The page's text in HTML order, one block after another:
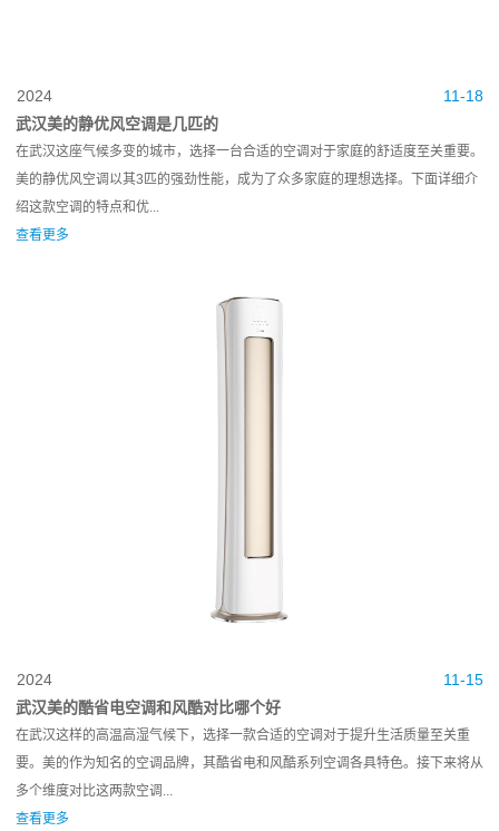
11-18
2024
武汉美的静优风空调是几匹的
在武汉这座气候多变的城市，选择一台合适的空调对于家庭的舒适度至关重要。
美的静优风空调以其3匹的强劲性能，成为了众多家庭的理想选择。下面详细介
绍这款空调的特点和优...
查看更多
11-15
2024
武汉美的酷省电空调和风酷对比哪个好
在武汉这样的高温高湿气候下，选择一款合适的空调对于提升生活质量至关重
要。美的作为知名的空调品牌，其酷省电和风酷系列空调各具特色。接下来将从
多个维度对比这两款空调...
查看更多